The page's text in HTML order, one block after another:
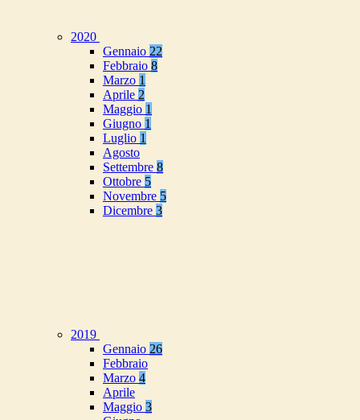
2020
Gennaio 22
Febbraio 8
Marzo 1
Aprile 2
Maggio 1
Giugno 1
Luglio 1
Agosto
Settembre 8
Ottobre 5
Novembre 5
Dicembre 3
2019
Gennaio 26
Febbraio
Marzo 4
Aprile
Maggio 3